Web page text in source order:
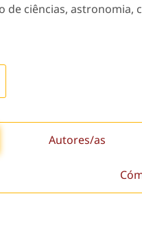
de ciências, astronomia,
Autores/as